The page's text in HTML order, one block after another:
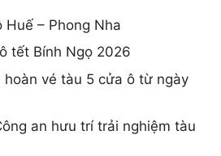
Huế – Phong Nha
tết Bính Ngọ 2026
hoàn vé tàu 5 cửa ô từ ngày
an hưu trí trải nghiệm tàu